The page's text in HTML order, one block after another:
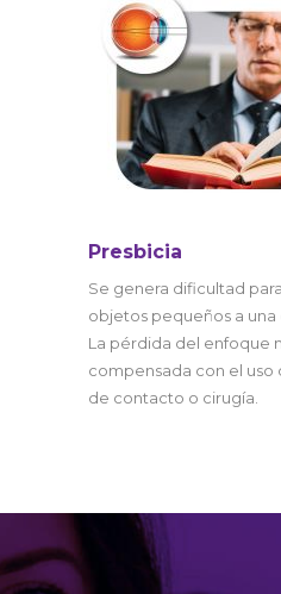
Presbicia
Se genera dificultad
objetos pequeños a una
La pérdida del enfoque
compensada con el uso
de contacto o cirugía.